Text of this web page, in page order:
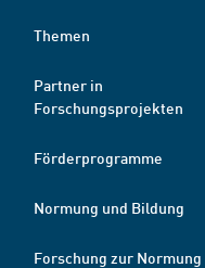
Themen
Partner in
Forschungsprojekten
Förderprogramme
Normung und Bildung
Forschung zur Normung